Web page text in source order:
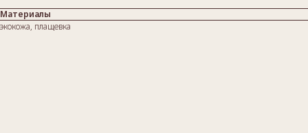
Материалы
экокожа, плащевка